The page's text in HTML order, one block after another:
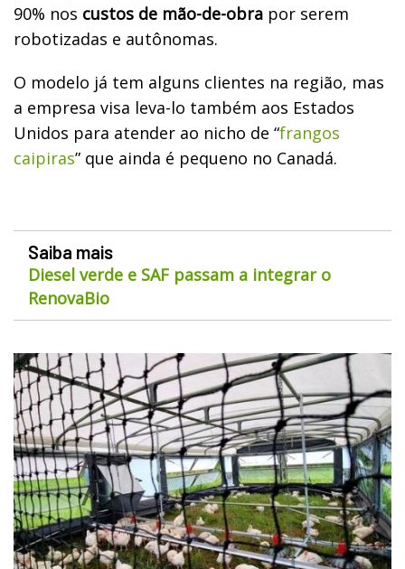
90% nos custos de mão-de-obra por serem
robotizadas e autônomas.
O modelo já tem alguns clientes na região, mas
a empresa visa leva-lo também aos Estados
Unidos para atender ao nicho de “frangos
caipiras” que ainda é pequeno no Canadá.
Saiba mais
Diesel verde e SAF passam a integrar o
RenovaBio